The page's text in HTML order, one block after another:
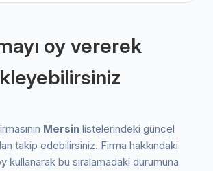
oy vererek
Mersin listelerindeki güncel
takip edebilirsiniz. Firma hakkındaki
kullanarak bu sıralamadaki durumuna